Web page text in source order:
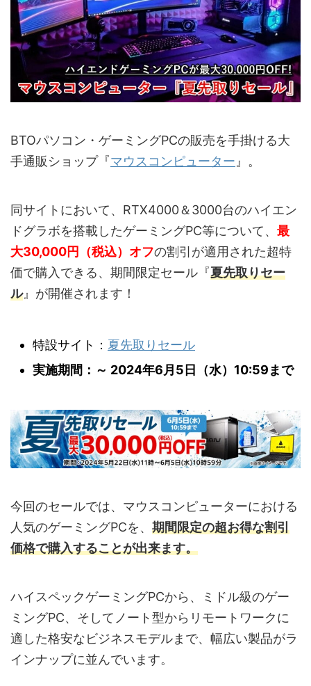
BTOパソコン・ゲーミングPCの販売を手掛ける大
手通販ショップ『マウスコンピューター』。
同サイトにおいて、RTX4000＆3000台のハイエン
ドグラボを搭載したゲーミングPC等について、 最
大30,000円（税込）オフの割引が適用された超特
価で購入できる、期間限定セール『夏先取りセー
ル』が開催されます！
特設サイト： 夏先取りセール
実施期間：～ 2024年6月5日（水）10:59まで
今回のセールでは、マウスコンピューターにおける
人気のゲーミングPCを、 期間限定の超お得な割引
価格で購入することが出来ます。
ハイスペックゲーミングPCから、ミドル級のゲー
ミングPC、そしてノート型からリモートワークに
適した格安なビジネスモデルまで、幅広い製品がラ
インナップに並んでいます。